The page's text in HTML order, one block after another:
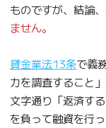
ものですが、結論、
ません。
貸金業法13条で義
力を調査すること
文字通り「返済す
を負って融資を行